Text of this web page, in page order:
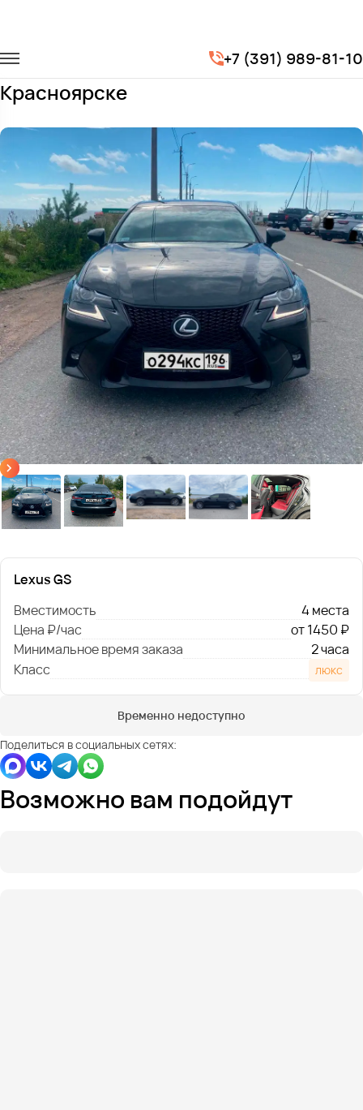
+7 (391) 989-81-10
Легковые автомобили
Заказать Lexus GS с водителем в
Красноярске
Lexus GS
Вместимость
4 места
Цена ₽/час
от 1450 ₽
Минимальное время заказа
2 часа
Класс
люкс
Временно недоступно
Поделиться в социальных сетях:
Возможно вам подойдут